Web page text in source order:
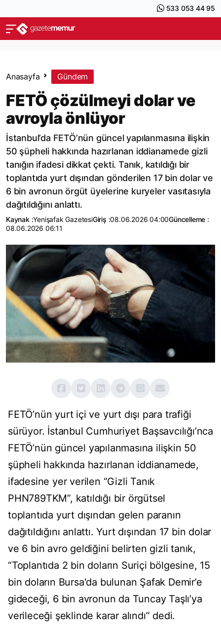
533 053 44 95
Anasayfa Gündem
FETÖ çözülmeyi dolar ve
avroyla önlüyor
İstanbul’da FETÖ’nün güncel yapılanmasına ilişkin
50 şüpheli hakkında hazırlanan iddianamede gizli
tanığın ifadesi dikkat çekti. Tanık, katıldığı bir
toplantıda yurt dışından gönderilen 17 bin dolar ve
6 bin avronun örgüt üyelerine kuryeler vasıtasıyla
dağıtıldığını anlattı.
Kaynak :Yenişafak GazetesiGiriş :08.06.2026 04:00Güncelleme :
08.06.2026 06:11
FETÖ’nün yurt içi ve yurt dışı para trafiği
sürüyor. İstanbul Cumhuriyet Başsavcılığı’nca
FETÖ’nün güncel yapılanmasına ilişkin 50
şüpheli hakkında hazırlanan iddianamede,
ifadesine yer verilen “Gizli Tanık
PHN789TKM”, katıldığı bir örgütsel
toplantıda yurt dışından gelen paranın
dağıtıldığını anlattı. Yurt dışından 17 bin dolar
ve 6 bin avro geldiğini belirten gizli tanık,
“Toplantıda 2 bin doların Suriçi bölgesine, 15
bin doların Bursa'da bulunan Şafak Demir’e
gideceği, 6 bin avronun da Tuncay Taşlı’ya
verileceği şeklinde karar alındı” dedi.